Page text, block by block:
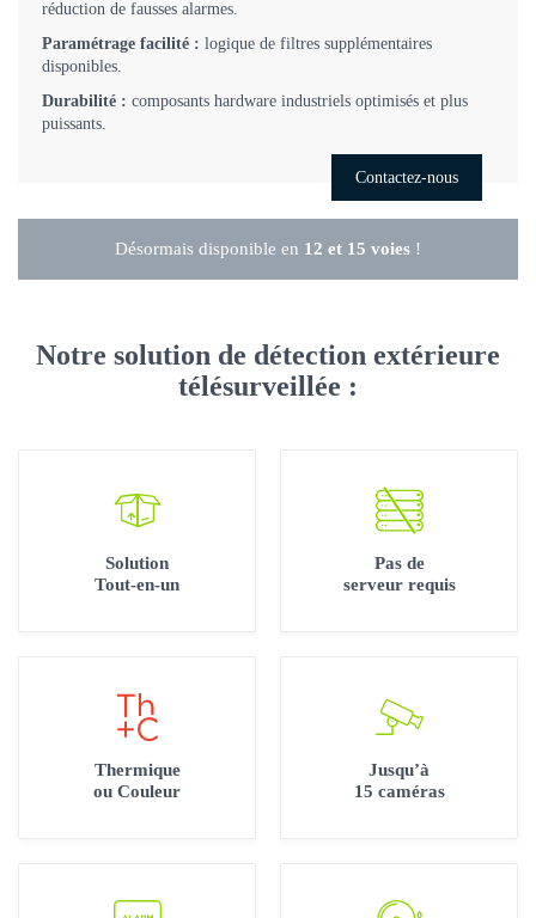
réduction de fausses alarmes.
Paramétrage facilité : logique de filtres supplémentaires
disponibles.
Durabilité : composants hardware industriels optimisés et plus
puissants.
Contactez-nous
Désormais disponible en 12 et 15 voies !
Notre solution de détection extérieure
télésurveillée :
Solution
Tout-en-un
Pas de
serveur requis
Thermique
ou Couleur
Jusqu’à
15 caméras